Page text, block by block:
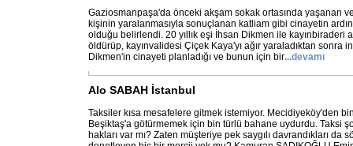
Gaziosmanpaşa'da önceki akşam sokak ortasında yaşanan
kişinin yaralanmasıyla sonuçlanan katliam gibi cinayetin
olduğu belirlendi. 20 yıllık eşi İhsan Dikmen ile kayınbiraderi
öldürüp, kayınvalidesi Çiçek Kaya'yı ağır yaraladıktan sonra
Dikmen'in cinayeti planladığı ve bunun için bir...devamı
Alo SABAH İstanbul
Taksiler kısa mesafelere gitmek istemiyor. Mecidiyeköy'den
Beşiktaş'a götürmemek için bin türlü bahane uydurdu. Taksi
hakları var mı? Zaten müşteriye pek saygılı davrandıkları da